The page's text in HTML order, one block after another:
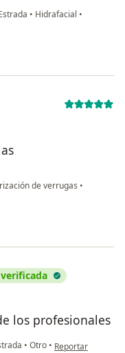
• Hidrafacial •
de verrugas •
los profesionales
• Otro • en opinión del
Reportar